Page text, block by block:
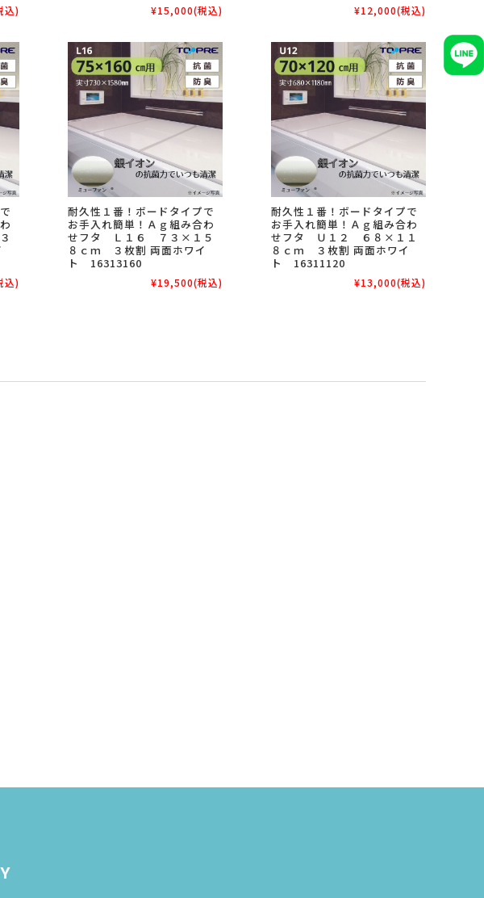
込) ¥15,000(税込) ¥12,000(税込)
込)
耐久性１番！ボードタイプで
お手入れ簡単！Ａｇ組み合わ
せフタ Ｌ１６ ７３×１５
８ｃｍ ３枚割 両面ホワイ
ト 16313160
¥19,500(税込)
耐久性１番！ボードタイプで
お手入れ簡単！Ａｇ組み合わ
せフタ Ｕ１２ ６８×１１
８ｃｍ ３枚割 両面ホワイ
ト 16311120
¥13,000(税込)